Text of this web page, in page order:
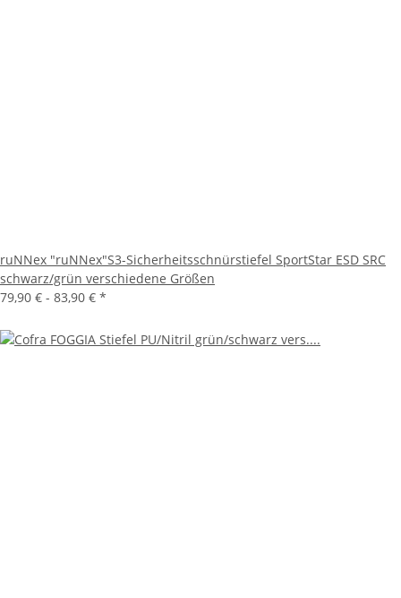
ruNNex "ruNNex"S3-Sicherheitsschnürstiefel SportStar ESD SRC
schwarz/grün verschiedene Größen
79,90 € - 83,90 € *